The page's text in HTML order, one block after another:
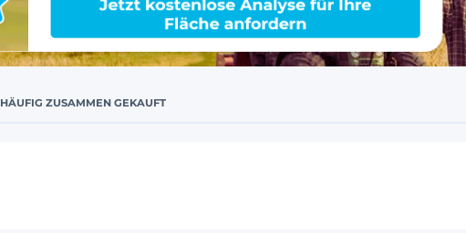
HÄUFIG ZUSAMMEN GEKAUFT